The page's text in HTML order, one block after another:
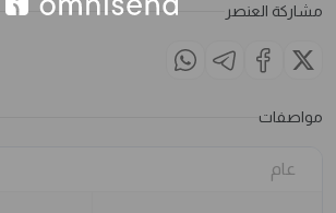
مشاركة العنصر
مواصفات
عام